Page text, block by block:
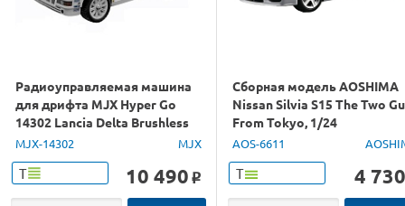
Радиоуправляемая машина
для дрифта MJX Hyper Go
14302 Lancia Delta Brushless
4WD 2.4G LED 1/14 RTR
MJX-14302 MJX
Т 10 490 o
Сборная модель AOSHIMA
Nissan Silvia S15 The Two
From Tokyo, 1/24
AOS-6611
Т 4 730